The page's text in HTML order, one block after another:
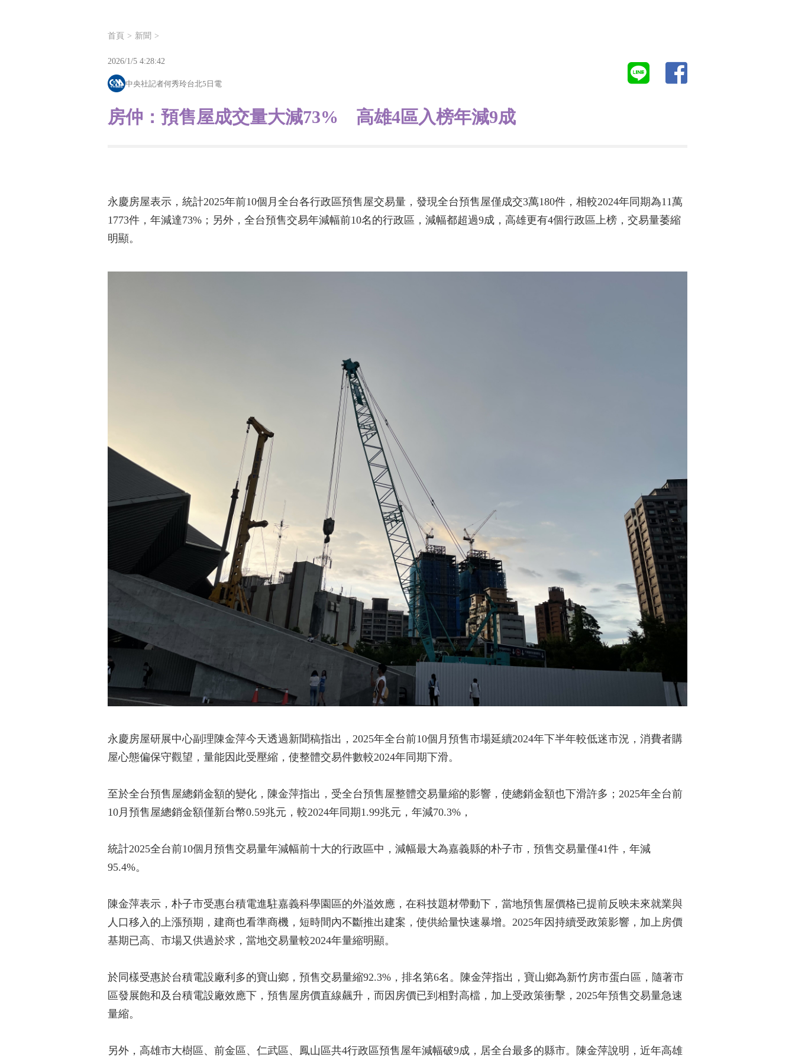
首頁 新聞
房仲：預售屋成交量大減73% 高雄4區入榜年減9成
2026/1/5 4:28:42
中央社記者何秀玲台北5日電
永慶房屋表示，統計2025年前10個月全台各行政區預售屋交易量，發現全台預售屋僅成交3萬180件，相較2024年同期為11萬
1773件，年減達73%；另外，全台預售交易年減幅前10名的行政區，減幅都超過9成，高雄更有4個行政區上榜，交易量萎縮
明顯。
永慶房屋研展中心副理陳金萍今天透過新聞稿指出，2025年全台前10個月預售市場延續2024年下半年較低迷市況，消費者購
屋心態偏保守觀望，量能因此受壓縮，使整體交易件數較2024年同期下滑。
至於全台預售屋總銷金額的變化，陳金萍指出，受全台預售屋整體交易量縮的影響，使總銷金額也下滑許多；2025年全台前
10月預售屋總銷金額僅新台幣0.59兆元，較2024年同期1.99兆元，年減70.3%，
統計2025全台前10個月預售交易量年減幅前十大的行政區中，減幅最大為嘉義縣的朴子市，預售交易量僅41件，年減
95.4%。
陳金萍表示，朴子市受惠台積電進駐嘉義科學園區的外溢效應，在科技題材帶動下，當地預售屋價格已提前反映未來就業與
人口移入的上漲預期，建商也看準商機，短時間內不斷推出建案，使供給量快速暴增。2025年因持續受政策影響，加上房價
基期已高、市場又供過於求，當地交易量較2024年量縮明顯。
於同樣受惠於台積電設廠利多的寶山鄉，預售交易量縮92.3%，排名第6名。陳金萍指出，寶山鄉為新竹房市蛋白區，隨著市
區發展飽和及台積電設廠效應下，預售屋房價直線飆升，而因房價已到相對高檔，加上受政策衝擊，2025年預售交易量急速
量縮。
另外，高雄市大樹區、前金區、仁武區、鳳山區共4行政區預售屋年減幅破9成，居全台最多的縣市。陳金萍說明，近年高雄